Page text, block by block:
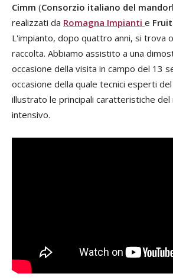
Cimm (Consorzio italiano del
realizzati da Romagna Impianti e
L'impianto, dopo quattro anni, si trova
raccolta. Abbiamo assistito a una
occasione della visita in campo del 13
occasione della quale tecnici esperti
illustrato le principali caratteristiche
intensivo.